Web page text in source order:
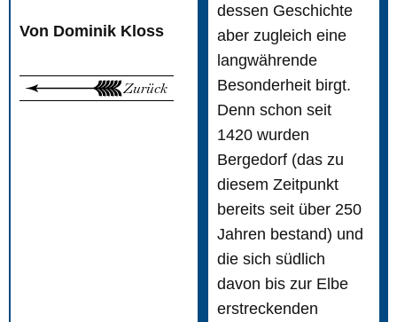
Von Dominik Kloss
Zurück
dessen Geschichte
aber zugleich eine
langwährende
Besonderheit birgt.
Denn schon seit
1420 wurden
Bergedorf (das zu
diesem Zeitpunkt
bereits seit über 250
Jahren bestand) und
die sich südlich
davon bis zur Elbe
erstreckenden